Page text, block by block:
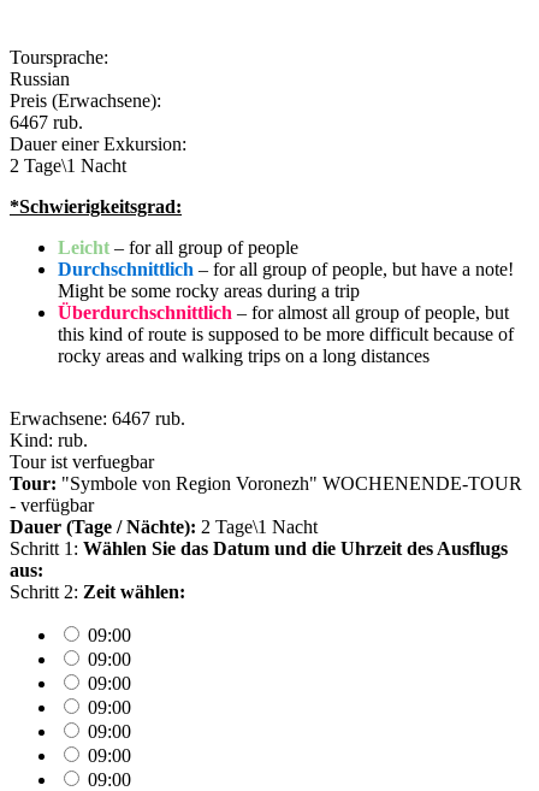
Toursprache:
Russian
Preis (Erwachsene):
6467 rub.
Dauer einer Exkursion:
2 Tage\1 Nacht
*Schwierigkeitsgrad:
Leicht – for all group of people
Durchschnittlich – for all group of people, but have a note!
Might be some rocky areas during a trip
Überdurchschnittlich – for almost all group of people, but
this kind of route is supposed to be more difficult because of
rocky areas and walking trips on a long distances
Erwachsene: 6467 rub.
Kind: rub.
Tour ist verfuegbar
Tour: "Symbole von Region Voronezh" WOCHENENDE-TOUR
- verfügbar
Dauer (Tage / Nächte): 2 Tage\1 Nacht
Schritt 1: Wählen Sie das Datum und die Uhrzeit des Ausflugs
aus:
Schritt 2: Zeit wählen:
09:00
09:00
09:00
09:00
09:00
09:00
09:00